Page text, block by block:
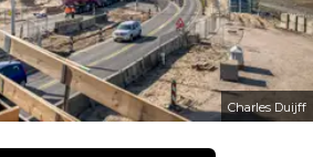
Charles Duijff